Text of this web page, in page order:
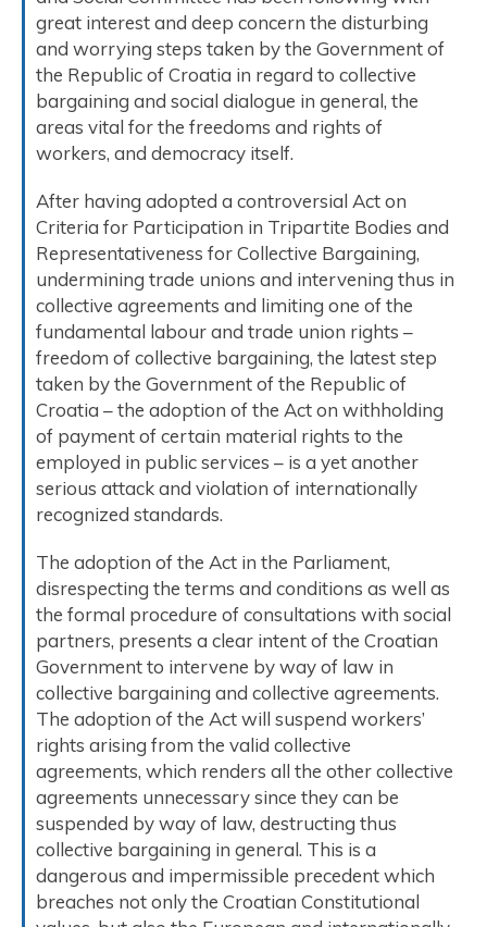
great interest and deep concern the disturbing
and worrying steps taken by the Government of
the Republic of Croatia in regard to collective
bargaining and social dialogue in general, the
areas vital for the freedoms and rights of
workers, and democracy itself.
After having adopted a controversial Act on
Criteria for Participation in Tripartite Bodies and
Representativeness for Collective Bargaining,
undermining trade unions and intervening thus in
collective agreements and limiting one of the
fundamental labour and trade union rights –
freedom of collective bargaining, the latest step
taken by the Government of the Republic of
Croatia – the adoption of the Act on withholding
of payment of certain material rights to the
employed in public services – is a yet another
serious attack and violation of internationally
recognized standards.
The adoption of the Act in the Parliament,
disrespecting the terms and conditions as well as
the formal procedure of consultations with social
partners, presents a clear intent of the Croatian
Government to intervene by way of law in
collective bargaining and collective agreements.
The adoption of the Act will suspend workers’
rights arising from the valid collective
agreements, which renders all the other collective
agreements unnecessary since they can be
suspended by way of law, destructing thus
collective bargaining in general. This is a
dangerous and impermissible precedent which
breaches not only the Croatian Constitutional